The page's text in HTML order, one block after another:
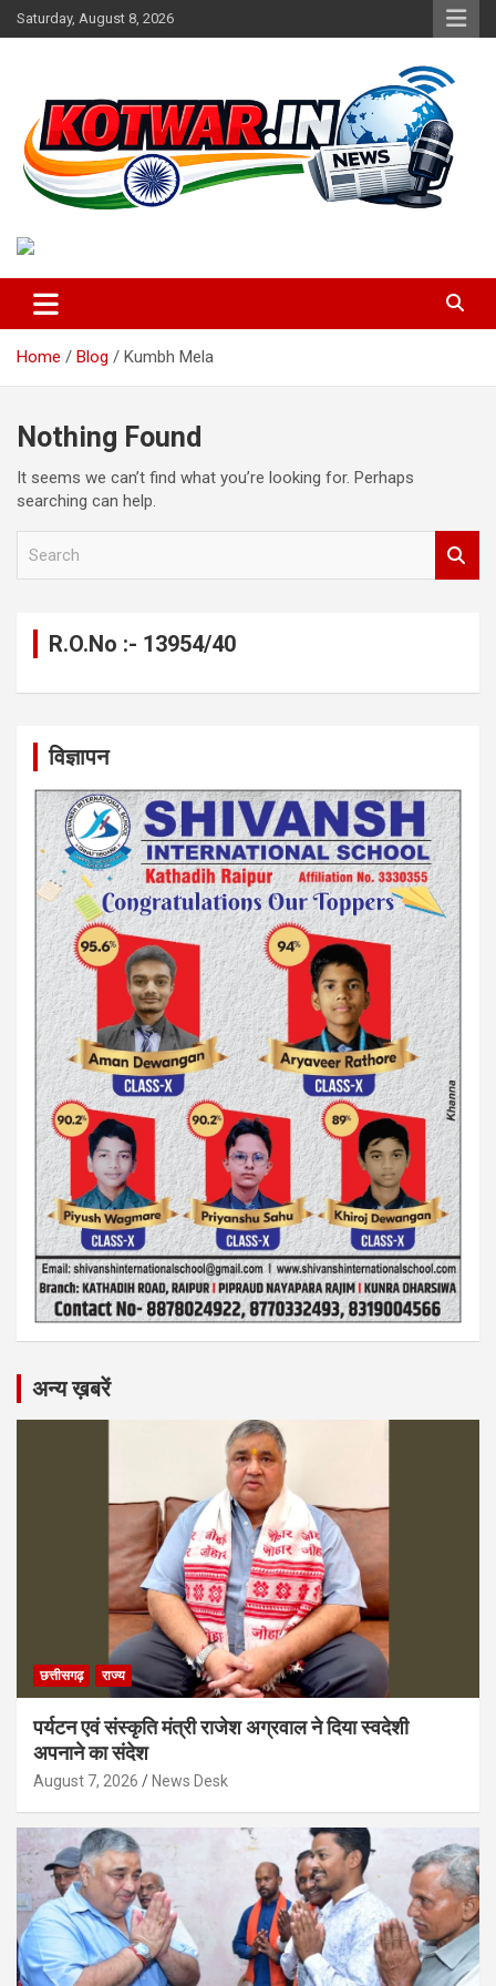
Skip
to
Saturday, August 8, 2026
kotwar.in
Home Blog Kumbh Mela
Nothing Found
It seems we can’t find what you’re looking for. Perhaps
searching can help.
R.O.No :- 13954/40
विज्ञापन
अन्य ख़बरें
छत्तीसगढ़ राज्य
पर्यटन एवं संस्कृति मंत्री राजेश अग्रवाल ने दिया स्वदेशी
अपनाने का संदेश
August 7, 2026 News Desk